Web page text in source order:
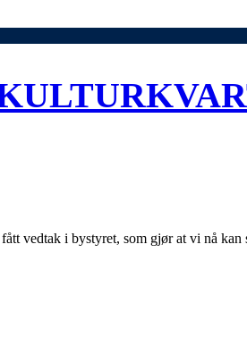
vedtak i bystyret, som gjør at vi nå